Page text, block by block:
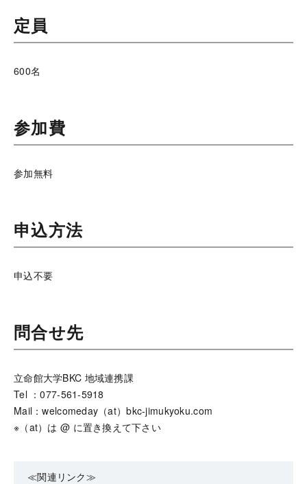
定員
600名
参加費
参加無料
申込方法
申込不要
問合せ先
立命館大学BKC 地域連携課
Tel ：077-561-5918
Mail：welcomeday（at）bkc-jimukyoku.com
※（at）は @ に置き換えて下さい
≪関連リンク≫